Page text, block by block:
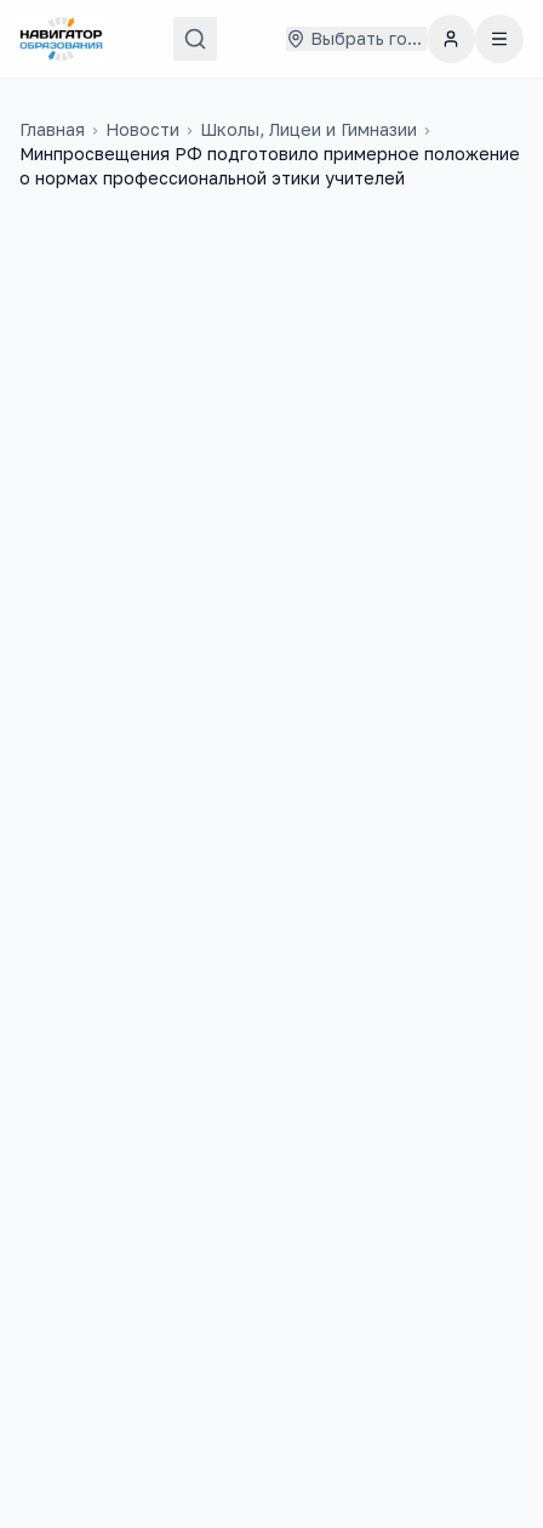
Выбрать город
Главная › Новости › Школы, Лицеи и Гимназии ›
Минпросвещения РФ подготовило примерное положение
о нормах профессиональной этики учителей